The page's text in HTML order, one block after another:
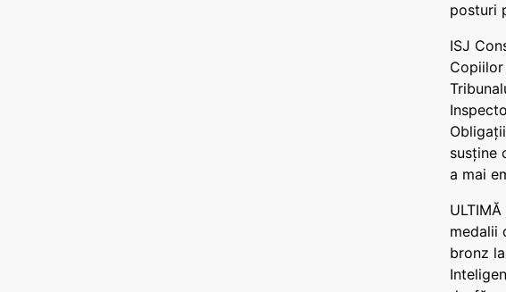
posturi
ISJ
susține
a mai
medalii
bronz